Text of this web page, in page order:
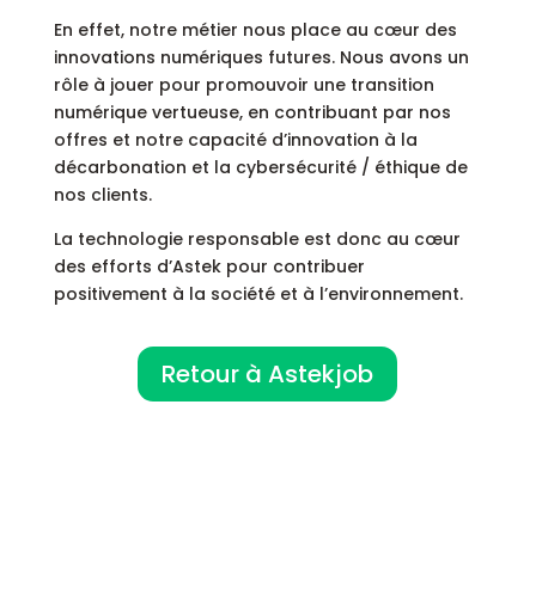
En effet, notre métier nous place au cœur des
innovations numériques futures. Nous avons un
rôle à jouer pour promouvoir une transition
numérique vertueuse, en contribuant par nos
offres et notre capacité d’innovation à la
décarbonation et la cybersécurité / éthique de
nos clients.
La technologie responsable est donc au cœur
des efforts d’Astek pour contribuer
positivement à la société et à l’environnement.
Retour à Astekjob